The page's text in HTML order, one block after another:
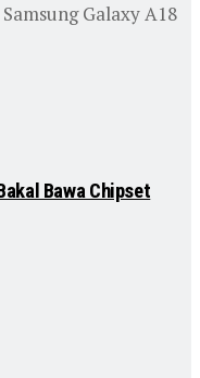
Galaxy A18
Bawa Chipset